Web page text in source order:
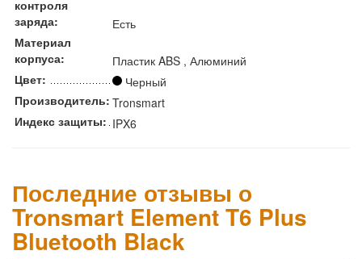
контроля
заряда:
Есть
Материал
корпуса:
Пластик ABS , Алюминий
Цвет:
Черный
Производитель: Tronsmart
Индекс защиты: IPX6
Последние отзывы о
Tronsmart Element T6 Plus
Bluetooth Black